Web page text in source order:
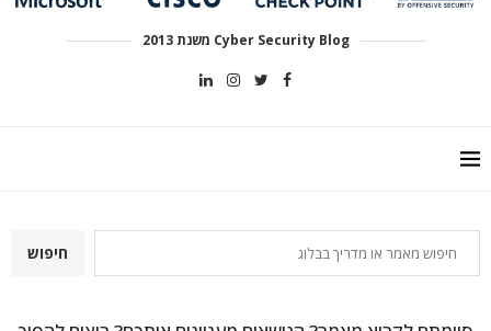
Cyber Security Blog משנת 2013
חיפוש